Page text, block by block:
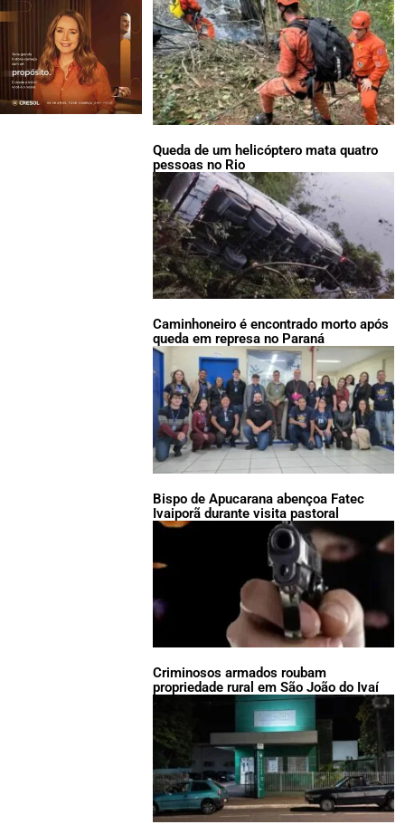
Queda de um helicóptero mata quatro
pessoas no Rio
Caminhoneiro é encontrado morto após
queda em represa no Paraná
Bispo de Apucarana abençoa Fatec
Ivaiporã durante visita pastoral
Criminosos armados roubam
propriedade rural em São João do Ivaí